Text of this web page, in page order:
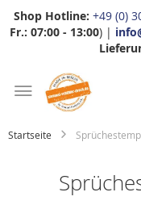
Shop Hotline: +49 (0)
Fr.: 07:00 - 13:00) |
Startseite